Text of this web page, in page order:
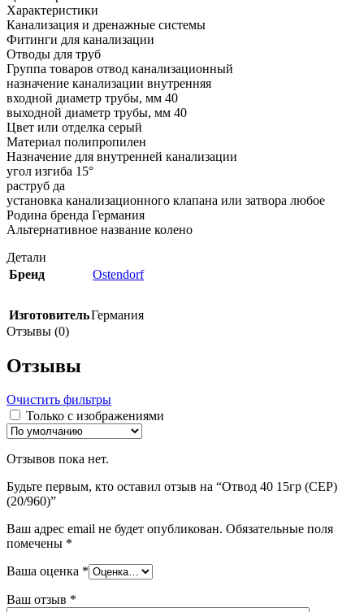
Характеристики
Канализация и дренажные системы
Фитинги для канализации
Отводы для труб
Группа товаров отвод канализационный
назначение канализации внутренняя
входной диаметр трубы, мм 40
выходной диаметр трубы, мм 40
Цвет или отделка серый
Материал полипропилен
Назначение для внутренней канализации
угол изгиба 15°
раструб да
установка канализационного клапана или затвора любое
Родина бренда Германия
Альтернативное название колено
Детали
Бренд
Ostendorf
ИзготовительГермания
Отзывы (0)
Отзывы
Очистить фильтры
Только с изображениями
Отзывов пока нет.
Будьте первым, кто оставил отзыв на “Отвод 40 15гр (СЕР)
(20/960)”
Ваш адрес email не будет опубликован. Обязательные поля
помечены *
Ваша оценка *
Ваш отзыв *